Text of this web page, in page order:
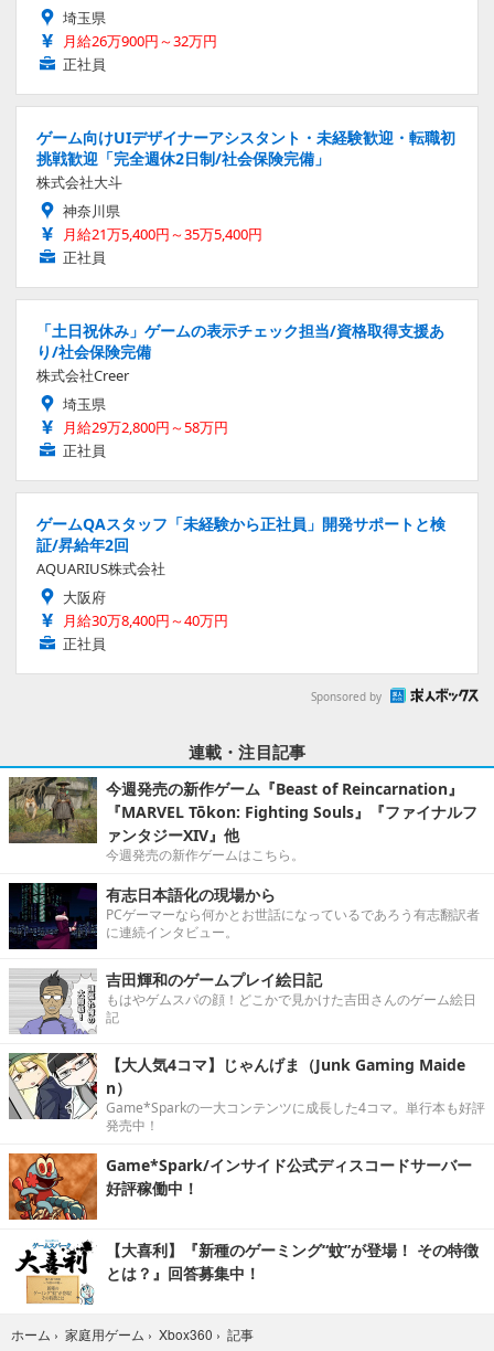
埼玉県
月給26万900円～32万円
正社員
ゲーム向けUIデザイナーアシスタント・未経験歓迎・転職初
挑戦歓迎「完全週休2日制/社会保険完備」
株式会社大斗
神奈川県
月給21万5,400円～35万5,400円
正社員
「土日祝休み」ゲームの表示チェック担当/資格取得支援あ
り/社会保険完備
株式会社Creer
埼玉県
月給29万2,800円～58万円
正社員
ゲームQAスタッフ「未経験から正社員」開発サポートと検
証/昇給年2回
AQUARIUS株式会社
大阪府
月給30万8,400円～40万円
正社員
Sponsored by
連載・注目記事
今週発売の新作ゲーム『Beast of Reincarnation』
『MARVEL Tōkon: Fighting Souls』『ファイナルフ
ァンタジーXIV』他
今週発売の新作ゲームはこちら。
有志日本語化の現場から
PCゲーマーなら何かとお世話になっているであろう有志翻訳者
に連続インタビュー。
吉田輝和のゲームプレイ絵日記
もはやゲムスパの顔！どこかで見かけた吉田さんのゲーム絵日
記
【大人気4コマ】じゃんげま（Junk Gaming Maide
n）
Game*Sparkの一大コンテンツに成長した4コマ。単行本も好評
発売中！
Game*Spark/インサイド公式ディスコードサーバー
好評稼働中！
【大喜利】『新種のゲーミング“蚊”が登場！ その特徴
とは？』回答募集中！
ホーム › 家庭用ゲーム › Xbox360 › 記事